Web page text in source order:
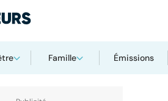
Famille Émissions